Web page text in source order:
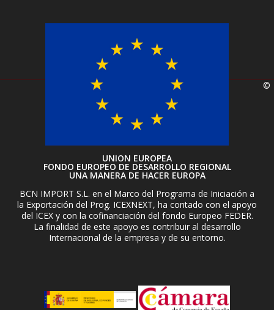
UNION EUROPEA
FONDO EUROPEO DE DESARROLLO REGIONAL
UNA MANERA DE HACER EUROPA
BCN IMPORT S.L. en el Marco del Programa de Iniciación a
la Exportación del Prog. ICEXNEXT, ha contado con el apoyo
del ICEX y con la cofinanciación del fondo Europeo FEDER.
La finalidad de este apoyo es contribuir al desarrollo
Internacional de la empresa y de su entorno.
©